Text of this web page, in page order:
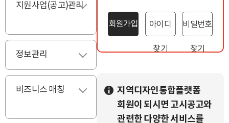
지원사업(공고)관리
정보관리
비즈니스 매칭
회원가입 아이디
찾기
비밀번호
찾기
지역디자인통합플랫폼
회원이 되시면 고시공고와
관련한 다양한 서비스를